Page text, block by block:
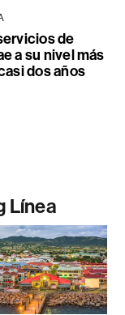
de
a su nivel más
dos años
Línea